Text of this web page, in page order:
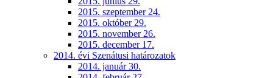
2015. szeptember 24.
2015. október 29.
2015. november 26.
2015. december 17.
2014. évi Szenátusi határozatok
2014. január 30.